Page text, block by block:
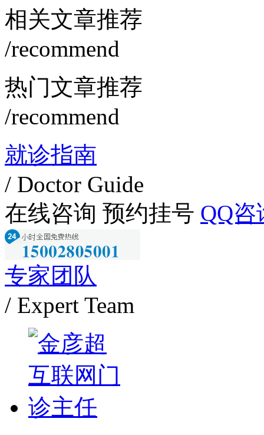
相关文章推荐
/recommend
热门文章推荐
/recommend
就诊指南
/ Doctor Guide
在线咨询 预约挂号 QQ咨
专家团队
/ Expert Team